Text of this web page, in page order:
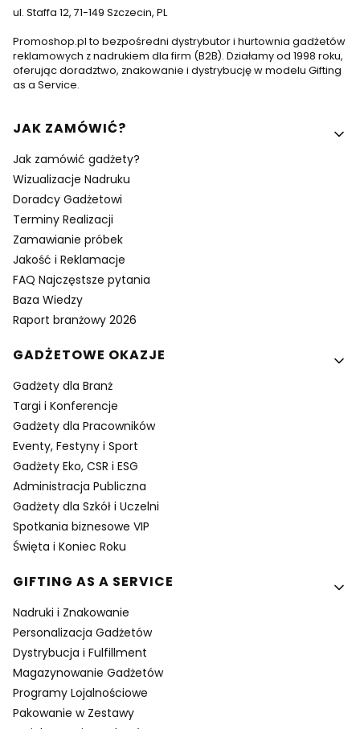
ul. Staffa 12, 71-149 Szczecin, PL
Promoshop.pl to bezpośredni dystrybutor i hurtownia gadżetów
reklamowych z nadrukiem dla firm (B2B). Działamy od 1998 roku,
oferując doradztwo, znakowanie i dystrybucję w modelu Gifting
as a Service.
Linki w stopce
JAK ZAMÓWIĆ?
Jak zamówić gadżety?
Wizualizacje Nadruku
Doradcy Gadżetowi
Terminy Realizacji
Zamawianie próbek
Jakość i Reklamacje
FAQ Najczęstsze pytania
Baza Wiedzy
Raport branżowy 2026
GADŻETOWE OKAZJE
Gadżety dla Branż
Targi i Konferencje
Gadżety dla Pracowników
Eventy, Festyny i Sport
Gadżety Eko, CSR i ESG
Administracja Publiczna
Gadżety dla Szkół i Uczelni
Spotkania biznesowe VIP
Święta i Koniec Roku
GIFTING AS A SERVICE
Nadruki i Znakowanie
Personalizacja Gadżetów
Dystrybucja i Fulfillment
Magazynowanie Gadżetów
Programy Lojalnościowe
Pakowanie w Zestawy